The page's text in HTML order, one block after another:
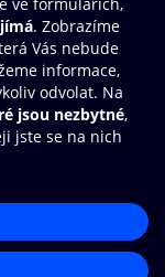
e-knihy a